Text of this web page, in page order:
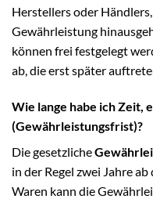
Herstellers oder
Gewährleistung
können frei festgelegt
ab, die erst später
Wie lange habe ich Zeit,
(Gewährleistungsfrist)?
Die gesetzliche
in der Regel zwei Jahre
Waren kann die